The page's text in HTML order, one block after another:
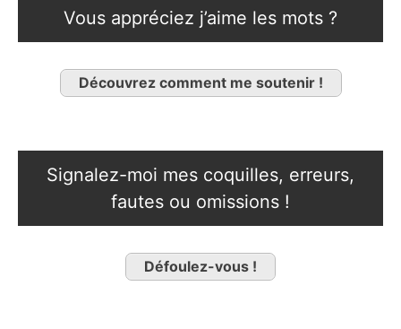
Vous appréciez j’aime les mots ?
Découvrez comment me soutenir !
Signalez-moi mes coquilles, erreurs,
fautes ou omissions !
Défoulez-vous !